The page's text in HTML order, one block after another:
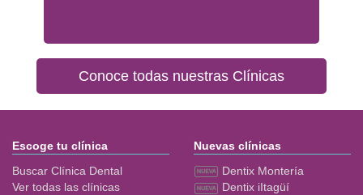
Conoce todas nuestras Clínicas
Escoge tu clínica
Buscar Clínica Dental
Ver todas las clínicas
Nuevas clínicas
Dentix Montería
Dentix iItagüí